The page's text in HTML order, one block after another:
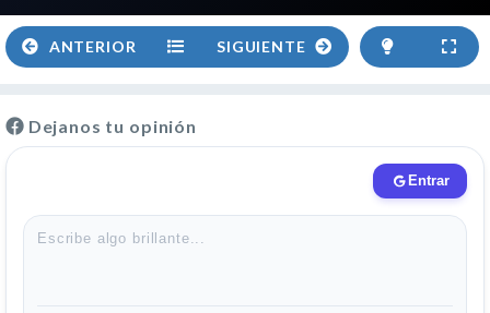
ANTERIOR SIGUIENTE
Dejanos tu opinión